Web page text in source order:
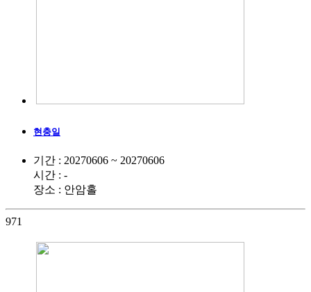
현충일
기간 : 20270606 ~ 20270606
시간 : -
장소 : 안암홀
971